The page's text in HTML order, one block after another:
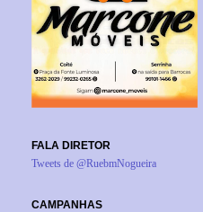
FALA DIRETOR
Tweets de @RuebmNogueira
CAMPANHAS